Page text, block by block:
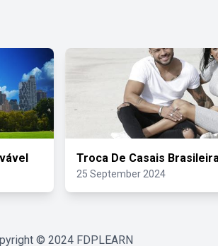
Troca De Casais
25 September 2024
© 2024 FDPLEARN